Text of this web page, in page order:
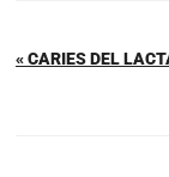
« CARIES DEL